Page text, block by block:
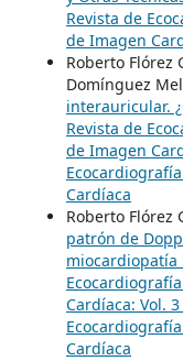
Revista de
de Imagen
Roberto Flórez
Domínguez
interauricular.
Revista de
de Imagen
Cardíaca
Roberto Flórez
patrón de
miocardiopatía
Cardíaca: Vol.
Cardíaca